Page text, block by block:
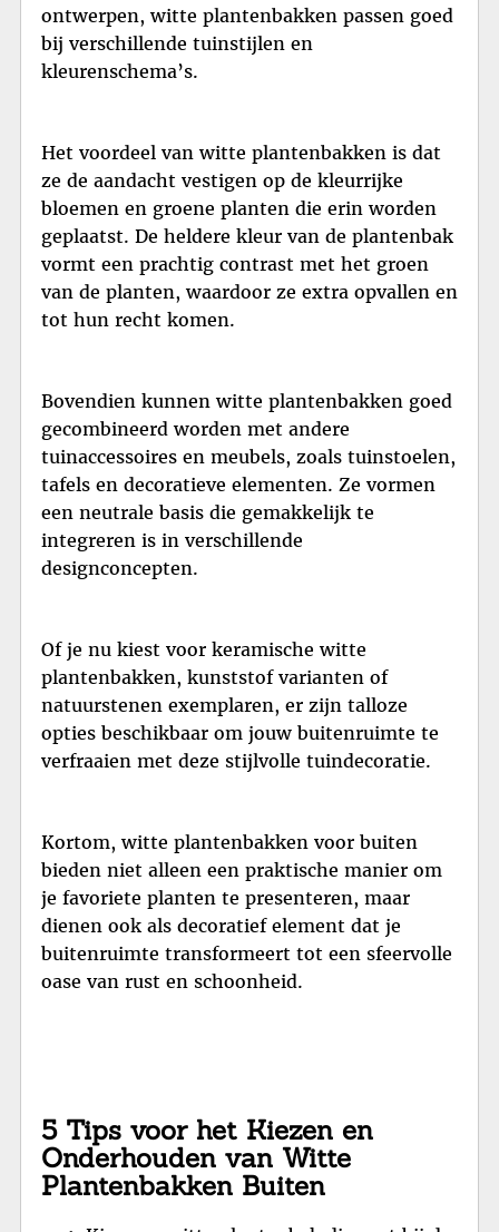
ontwerpen, witte plantenbakken passen goed
bij verschillende tuinstijlen en
kleurenschema’s.
Het voordeel van witte plantenbakken is dat
ze de aandacht vestigen op de kleurrijke
bloemen en groene planten die erin worden
geplaatst. De heldere kleur van de plantenbak
vormt een prachtig contrast met het groen
van de planten, waardoor ze extra opvallen en
tot hun recht komen.
Bovendien kunnen witte plantenbakken goed
gecombineerd worden met andere
tuinaccessoires en meubels, zoals tuinstoelen,
tafels en decoratieve elementen. Ze vormen
een neutrale basis die gemakkelijk te
integreren is in verschillende
designconcepten.
Of je nu kiest voor keramische witte
plantenbakken, kunststof varianten of
natuurstenen exemplaren, er zijn talloze
opties beschikbaar om jouw buitenruimte te
verfraaien met deze stijlvolle tuindecoratie.
Kortom, witte plantenbakken voor buiten
bieden niet alleen een praktische manier om
je favoriete planten te presenteren, maar
dienen ook als decoratief element dat je
buitenruimte transformeert tot een sfeervolle
oase van rust en schoonheid.
5 Tips voor het Kiezen en
Onderhouden van Witte
Plantenbakken Buiten